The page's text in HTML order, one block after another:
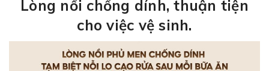
Lòng nồi chống dính, thuận tiện
cho việc vệ sinh.